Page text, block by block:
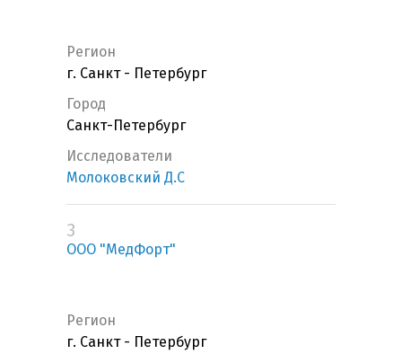
Регион
г. Санкт - Петербург
Город
Санкт-Петербург
Исследователи
Молоковский Д.С
3
ООО "МедФорт"
Регион
г. Санкт - Петербург